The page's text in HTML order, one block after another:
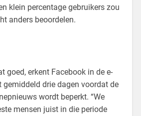
klein percentage gebruikers zou
anders beoordelen.
goed, erkent Facebook in de e-
gemiddeld drie dagen voordat de
wordt beperkt. “We
mensen juist in die periode